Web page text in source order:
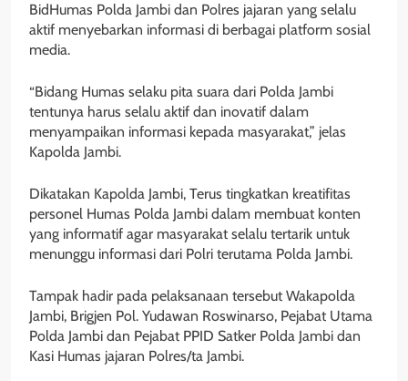
BidHumas Polda Jambi dan Polres jajaran yang selalu
aktif menyebarkan informasi di berbagai platform sosial
media.
“Bidang Humas selaku pita suara dari Polda Jambi
tentunya harus selalu aktif dan inovatif dalam
menyampaikan informasi kepada masyarakat,” jelas
Kapolda Jambi.
Dikatakan Kapolda Jambi, Terus tingkatkan kreatifitas
personel Humas Polda Jambi dalam membuat konten
yang informatif agar masyarakat selalu tertarik untuk
menunggu informasi dari Polri terutama Polda Jambi.
Tampak hadir pada pelaksanaan tersebut Wakapolda
Jambi, Brigjen Pol. Yudawan Roswinarso, Pejabat Utama
Polda Jambi dan Pejabat PPID Satker Polda Jambi dan
Kasi Humas jajaran Polres/ta Jambi.